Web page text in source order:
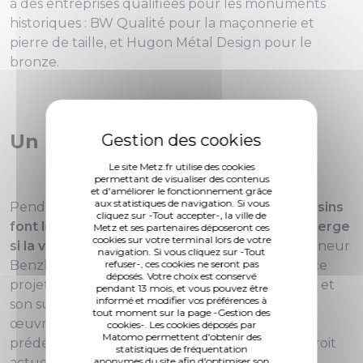
Le site Metz.fr utilise des cookies
permettant de visualiser des contenus
et d'améliorer le fonctionnement grâce
aux statistiques de navigation. Si vous
cliquez sur -Tout accepter-, la ville de
Metz et ses partenaires déposeront ces
cookies sur votre terminal lors de votre
navigation. Si vous cliquez sur -Tout
refuser-, ces cookies ne seront pas
déposés. Votre choix est conservé
pendant 13 mois, et vous pouvez être
informé et modifier vos préférences à
tout moment sur la page -Gestion des
cookies-. Les cookies déposés par
Matomo permettent d'obtenir des
statistiques de fréquentation
anonymes du site afin d'optimiser son
à des entreprises qualifiées pour les monuments
historiques : BW Qualité pour la maçonnerie et
pierre de taille, et Hugon Métal Design pour le
bronze.
Un peu d'histoire
Pendant la Première Guerre mondiale,les Messins
font le vœu d'élever une colonne à la sainte Vierge
si la ville sort indemne du conflit. C'est Monseigneur
Benzler, évêque de Metz, qui est à l'origine de ce
projet. Il est expulsé par les autorités françaises, et
son successeur Monseigneur Pelt met tout en
œuvre pour réaliser la promesse tenue par son
prédécesseur. Avant d'ériger la colonne à l'endroit